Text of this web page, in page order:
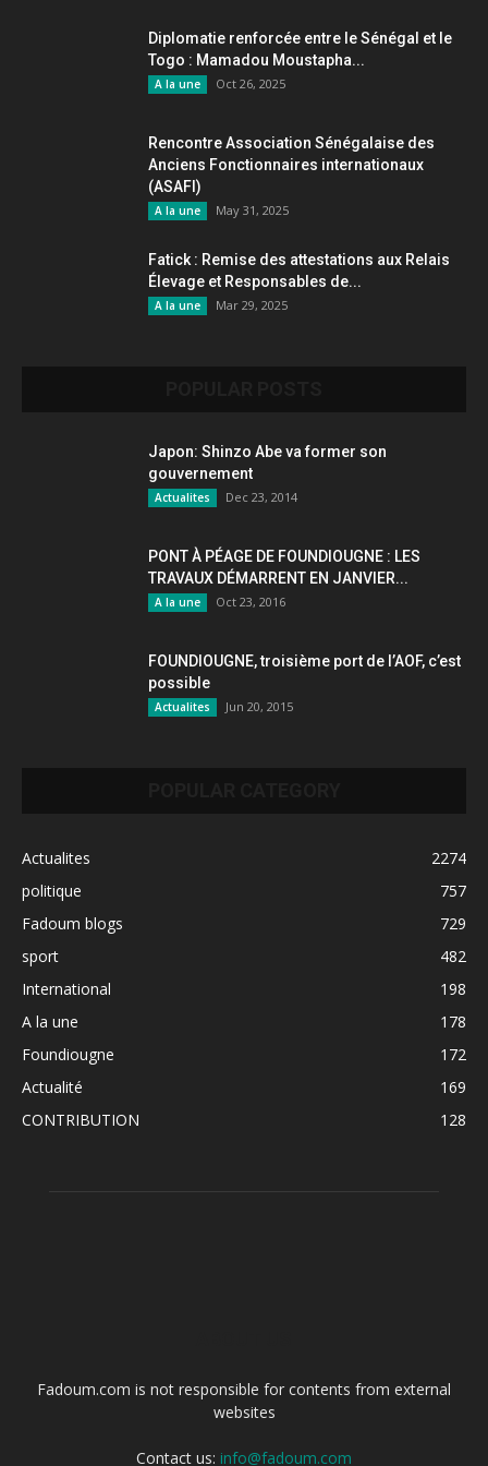
Diplomatie renforcée entre le Sénégal et le
Togo : Mamadou Moustapha...
A la une Oct 26, 2025
Rencontre Association Sénégalaise des
Anciens Fonctionnaires internationaux
(ASAFI)
A la une May 31, 2025
Fatick : Remise des attestations aux Relais
Élevage et Responsables de...
A la une Mar 29, 2025
Japon: Shinzo Abe va former son
gouvernement
Actualites Dec 23, 2014
PONT À PÉAGE DE FOUNDIOUGNE : LES
TRAVAUX DÉMARRENT EN JANVIER...
A la une Oct 23, 2016
FOUNDIOUGNE, troisième port de l’AOF, c’est
possible
Actualites Jun 20, 2015
Actualites
2274
politique
757
Fadoum blogs
729
sport
482
International
198
A la une
178
Foundiougne
172
Actualité
169
CONTRIBUTION
128
Fadoum.com is not responsible for contents from external
websites
Contact us: info@fadoum.com